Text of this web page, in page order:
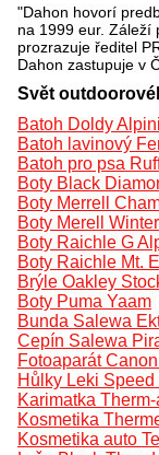
"Dahon hovorí
na 1999 eur. Záleží
prozrazuje ředitel
Dahon zastupuje v
Svět
Batoh Doldy
Batoh lavinový
Batoh pro psa
Boty Black
Boty Merrell
Boty Merell
Boty Raichle G
Boty Raichle Mt.
Brýle Oakley
Boty Puma Yaam
Bunda Salewa
Cepín Salewa
Fotoaparát
Hůlky Leki
Karimatka
Kosmetika
Kosmetika auto